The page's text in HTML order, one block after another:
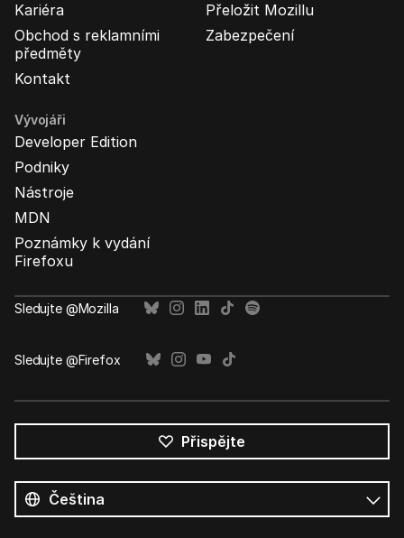
Kariéra
Obchod s reklamními
předměty
Kontakt
Přeložit Mozillu
Zabezpečení
Vývojáři
Developer Edition
Podniky
Nástroje
MDN
Poznámky k vydání
Firefoxu
Sledujte @Mozilla
Sledujte @Firefox
Přispějte
jazyky
Jazyk